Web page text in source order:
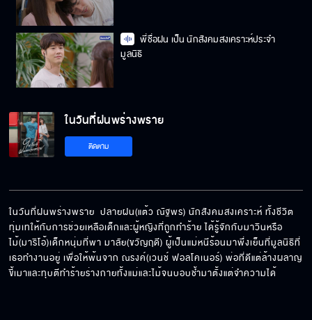
พี่ชื่อฝน เป็น นักสังคมสงเคราะห์ประจำ
มูลนิธิ
ในวันที่ฝนพร่างพราย
ติดตาม
ในวันที่ฝนพร่างพราย  ปลายฝน(แต้ว ณัฐพร) นักสังคมสงเคราะห์ ทั้งชีวิต
ทุ่มเทให้กับการช่วยเหลือเด็กและผู้หญิงที่ถูกทำร้าย ได้รู้จักกับมาวินหรือ
ไม้(มาริโอ้)เด็กหนุ่มที่พา มาลัย(ขวัญฤดี) ผู้เป็นแม่หนีร้อนมาพึ่งเย็นที่มูลนิธิที่
เธอทำงานอยู่ เพื่อให้พ้นจาก ณรงค์(เวนช์ ฟอลโคเนอร์) พ่อที่ดีแต่ล้างผลาญ
ขี้เมาและทุบตีทำร้ายร่างกายทั้งแม่และไม้จนบอบช้ำมาตั้งแต่จำความได้